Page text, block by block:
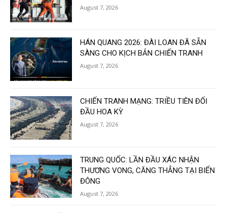
August 7, 2026
HÁN QUANG 2026: ĐÀI LOAN ĐÃ SẴN
SÀNG CHO KỊCH BẢN CHIẾN TRANH
August 7, 2026
CHIẾN TRANH MẠNG: TRIỀU TIÊN ĐỐI
ĐẦU HOA KỲ
August 7, 2026
TRUNG QUỐC: LẦN ĐẦU XÁC NHẬN
THƯƠNG VONG, CĂNG THẲNG TẠI BIỂN
ĐÔNG
August 7, 2026